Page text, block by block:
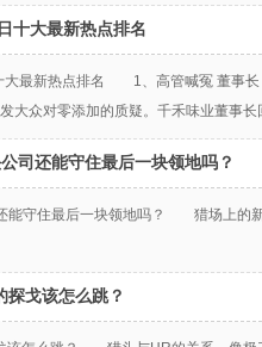
十大最新热点排名
大最新热点排名 1、高管喊冤 董事
大众对零添加的质疑。千禾味业董事长
司还能守住最后一块领地吗？
还能守住最后一块领地吗？ 猎场上
探戈该怎么跳？